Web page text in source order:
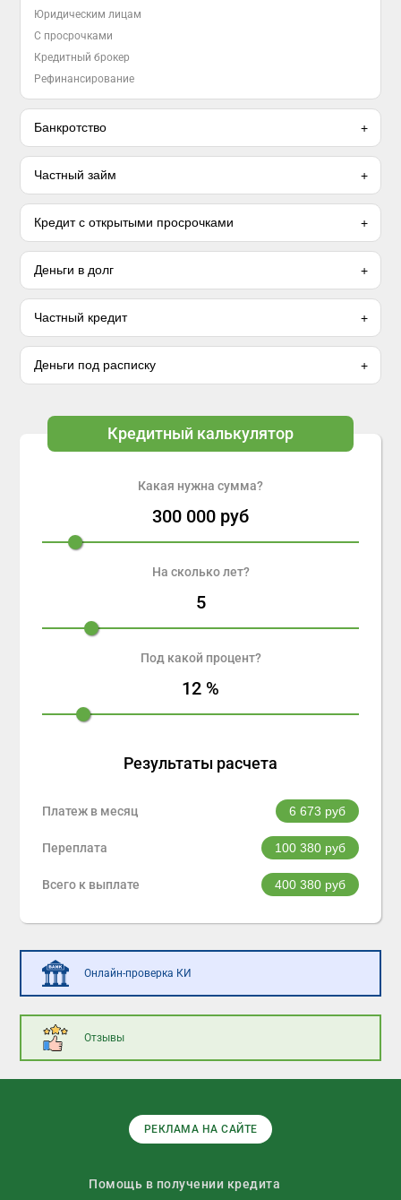
Юридическим лицам
С просрочками
Кредитный брокер
Рефинансирование
Банкротство
Частный займ
Кредит с открытыми просрочками
Деньги в долг
Частный кредит
Деньги под расписку
Кредитный калькулятор
Какая нужна сумма?
300 000 руб
На сколько лет?
5
Под какой процент?
12 %
Результаты расчета
Платеж в месяц 6 673 руб
Переплата 100 380руб
Всего к выплате 400 380руб
Онлайн-проверка КИ
Отзывы
РЕКЛАМА НА САЙТЕ
Помощь в получении кредита